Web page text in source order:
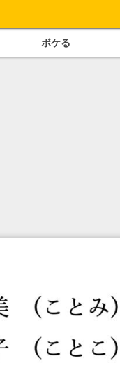
ボケる